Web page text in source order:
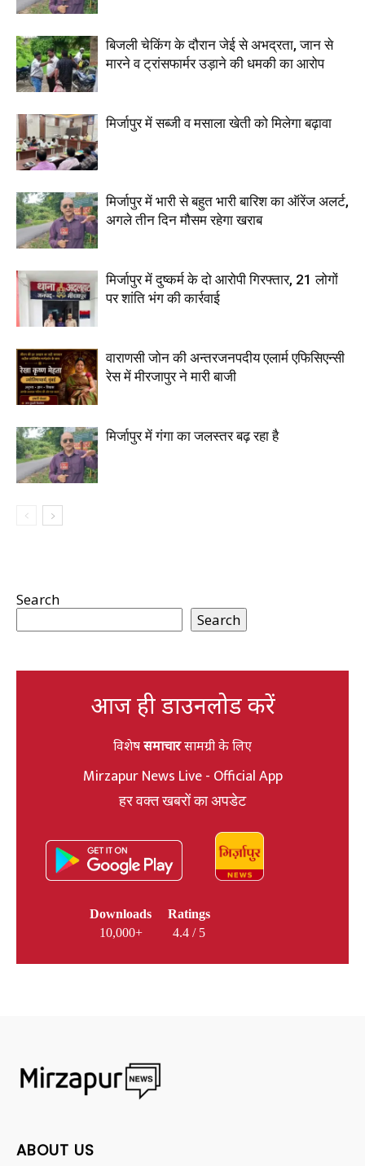
बिजली चेकिंग के दौरान जेई से अभद्रता, जान से
मारने व ट्रांसफार्मर उड़ाने की धमकी का आरोप
मिर्जापुर में सब्जी व मसाला खेती को मिलेगा बढ़ावा
मिर्जापुर में भारी से बहुत भारी बारिश का ऑरेंज अलर्ट,
अगले तीन दिन मौसम रहेगा खराब
मिर्जापुर में दुष्कर्म के दो आरोपी गिरफ्तार, 21 लोगों
पर शांति भंग की कार्रवाई
वाराणसी जोन की अन्तरजनपदीय एलार्म एफिसिएन्सी
रेस में मीरजापुर ने मारी बाजी
मिर्जापुर में गंगा का जलस्तर बढ़ रहा है
Search
Search
आज ही डाउनलोड करें
विशेषसमाचारसामग्री के लिए
Mirzapur News Live - Official App
हर वक्त खबरों का अपडेट
Downloads
10,000+
Ratings
4.4 / 5
ABOUT US